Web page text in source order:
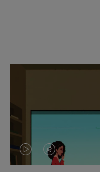
DASVIDEO